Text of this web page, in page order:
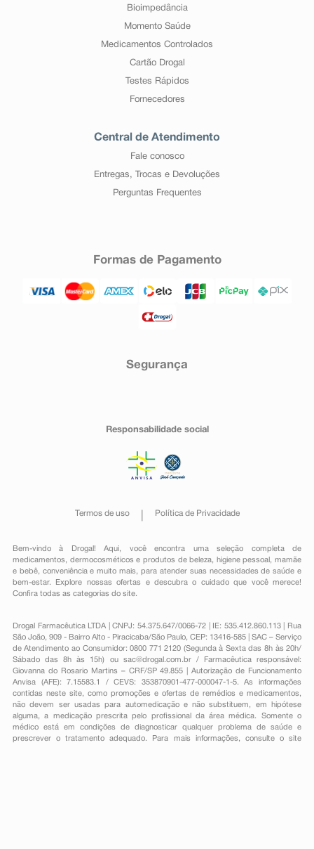
Bioimpedância
Momento Saúde
Medicamentos Controlados
Cartão Drogal
Testes Rápidos
Fornecedores
Central de Atendimento
Fale conosco
Entregas, Trocas e Devoluções
Perguntas Frequentes
Formas de Pagamento
Segurança
Responsabilidade social
Termos de uso Política de Privacidade
Bem-vindo à Drogal! Aqui, você encontra uma seleção completa de
medicamentos , dermocosméticos e produtos de beleza, higiene pessoal ,mamãe
e bebê, conveniênciae muito mais, para atender suas necessidades de saúde e
bem-estar. Explore nossas ofertas e descubra o cuidado que você merece!
Confira todas as categorias do site.
Drogal Farmacêutica LTDA | CNPJ: 54.375.647/0066-72 | IE: 535.412.860.113 | Rua
São João, 909 - Bairro Alto - Piracicaba/São Paulo, CEP: 13416-585 | SAC – Serviço
de Atendimento ao Consumidor: 0800 771 2120 (Segunda à Sexta das 8h às 20h/
Sábado das 8h às 15h) ou sac@drogal.com.br/ Farmacêutica responsável:
Giovanna do Rosario Martins – CRF/SP 49.855 | Autorização de Funcionamento
Anvisa (AFE): 7.15583.1 / CEVS: 353870901-477-000047-1-5. As informações
contidas neste site, como promoções e ofertas de remédios e medicamentos,
não devem ser usadas para automedicação e não substituem, em hipótese
alguma, a medicação prescrita pelo profissional da área médica. Somente o
médico está em condições de diagnosticar qualquer problema de saúde e
prescrever o tratamento adequado. Para mais informações, consulte o site